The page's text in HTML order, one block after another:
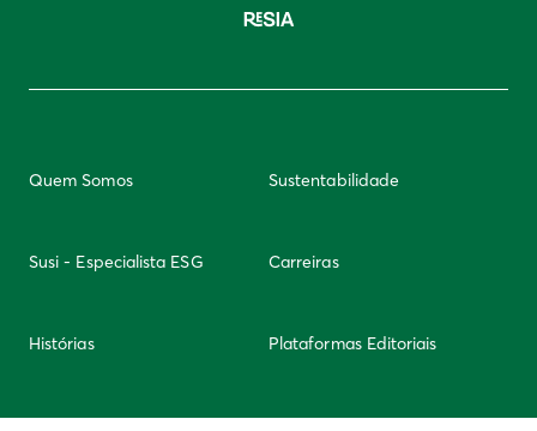
Quem Somos Sustentabilidade
Susi - Especialista ESG Carreiras
Histórias Plataformas Editoriais
Newsletter Integridade